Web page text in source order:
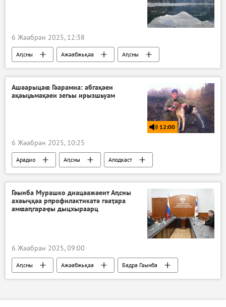
6 Жәабран 2025, 12:38
Аԥсны Ажәабжьқәа Аԥсны
Ашәарыцаҩ Гәарамиа: абгақәеи
ақәыџьмақәеи зегьы ирызшьуам
12:00
6 Жәабран 2025, 10:25
Арадио Аԥсны Аподкаст
Гәынба Мурашко диацәажәеит Аԥсны
ахәыҷқәа рпрофилактикатә гәаҭара
амҩаԥгараҿы дыцхыраарц
6 Жәабран 2025, 09:00
Аԥсны Ажәабжьқәа Бадра Гәынба